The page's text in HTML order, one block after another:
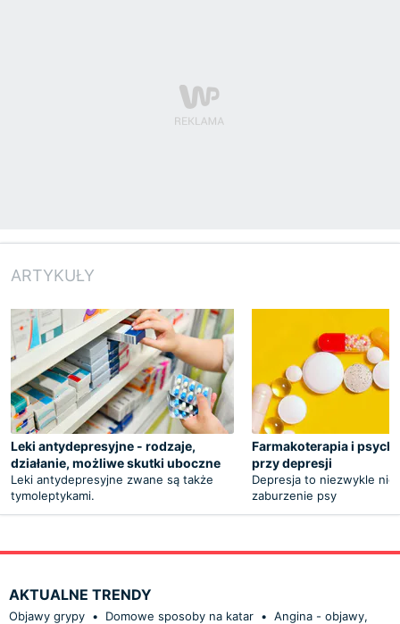
ARTYKUŁY
Leki antydepresyjne - rodzaje,
działanie, możliwe skutki uboczne
Leki antydepresyjne zwane są także
tymoleptykami.
Farmakoterapia i
przy depresji
Depresja to niezwykle
zaburzenie psy
AKTUALNE TRENDY
Objawy grypy • Domowe sposoby na katar • Angina - objawy,